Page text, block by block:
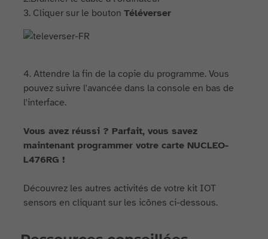
3. Cliquer sur le boutonTéléverser
4. Attendre la fin de la copie du programme. Vous
pouvez suivre l'avancée dans la console en bas de
l'interface.
Vous avez réussi ? Parfait, vous savez
maintenant programmer votre carte NUCLEO-
L476RG !
Découvrez les autres activités de votre kit IOT
sensors en cliquant sur les icônes ci-dessous.